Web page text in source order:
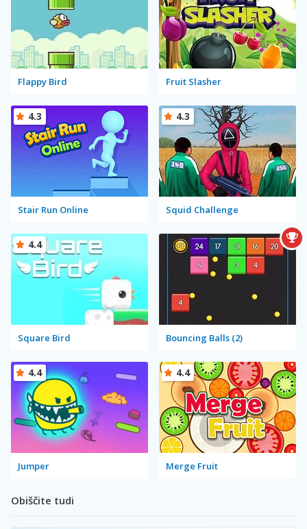
Flappy Bird Fruit Slasher
Stair Run Online
4.3
Squid Challenge
4.3
Square Bird
4.4
Bouncing Balls (2)
Jumper
4.4
Merge Fruit
4.4
Obiščite tudi